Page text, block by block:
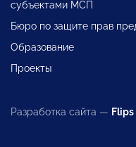
субъектами МСП
Бюро по защите прав
Образование
Проекты
Разработка сайта — Flips